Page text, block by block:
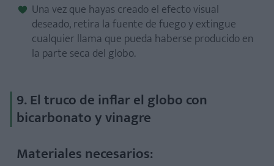
Una vez que hayas creado el efecto visual
deseado, retira la fuente de fuego y extingue
cualquier llama que pueda haberse producido en
la parte seca del globo.
9. El truco de inflar el globo con
bicarbonato y vinagre
Materiales necesarios: